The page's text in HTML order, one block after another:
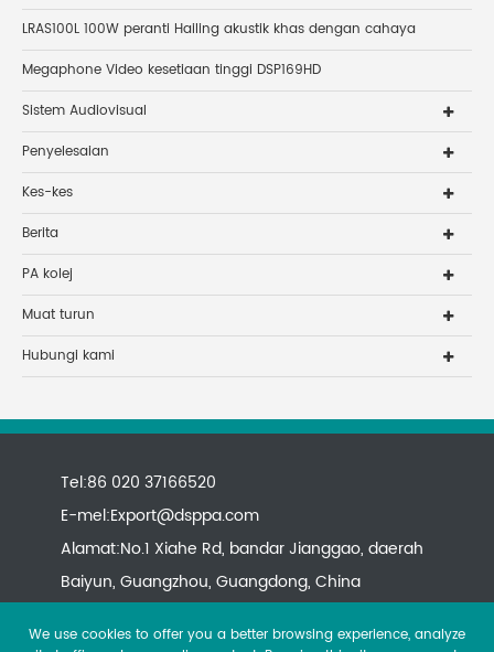
LRAS100L 100W peranti Hailing akustik khas dengan cahaya
Megaphone Video kesetiaan tinggi DSP169HD
Sistem Audiovisual
Penyelesaian
Kes-kes
Berita
PA kolej
Muat turun
Hubungi kami
Tel:86 020 37166520
E-mel:Export@dsppa.com
Alamat:No.1 Xiahe Rd, bandar Jianggao, daerah
Baiyun, Guangzhou, Guangdong, China
We use cookies to offer you a better browsing experience, analyze